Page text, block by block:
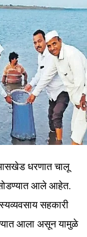
धरणात चालू
सोडण्यात आले आहेत.
सहकारी
आला असून यामुळे